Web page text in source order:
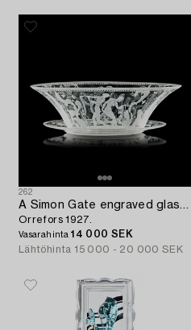
262
A Simon Gate engraved glass bowl and stand,
Orrefors 1927.
Vasarahinta14 000 SEK
Lähtöhinta 15 000 - 20 000 SEK